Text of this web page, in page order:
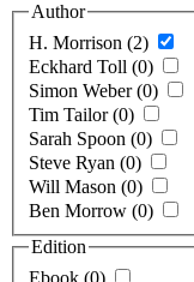
Author
H. Morrison (2)
Eckhard Toll (0)
Simon Weber (0)
Tim Tailor (0)
Sarah Spoon (0)
Steve Ryan (0)
Will Mason (0)
Ben Morrow (0)
Edition
Ebook (0)